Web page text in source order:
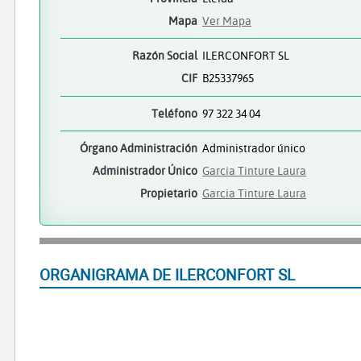
Mapa Ver Mapa
Razón Social ILERCONFORT SL
CIF B25337965
Teléfono 97 322 34 04
Órgano Administración Administrador único
Administrador Único Garcia Tinture Laura
Propietario Garcia Tinture Laura
ORGANIGRAMA DE ILERCONFORT SL